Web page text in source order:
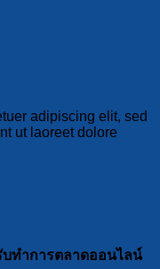
adipiscing elit, sed
ut laoreet dolore
ทำการตลาดออนไลน์